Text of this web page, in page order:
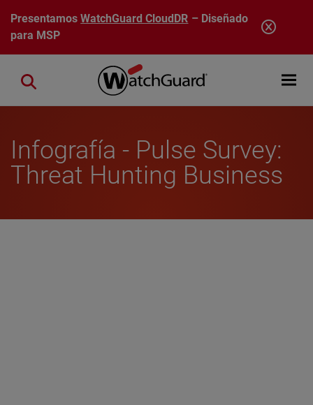
Pasar al contenido principal
PresentamosWatchGuard CloudDR – Diseñado
para MSP
Open
Close search
Infografía - Pulse Survey:
Threat Hunting Business